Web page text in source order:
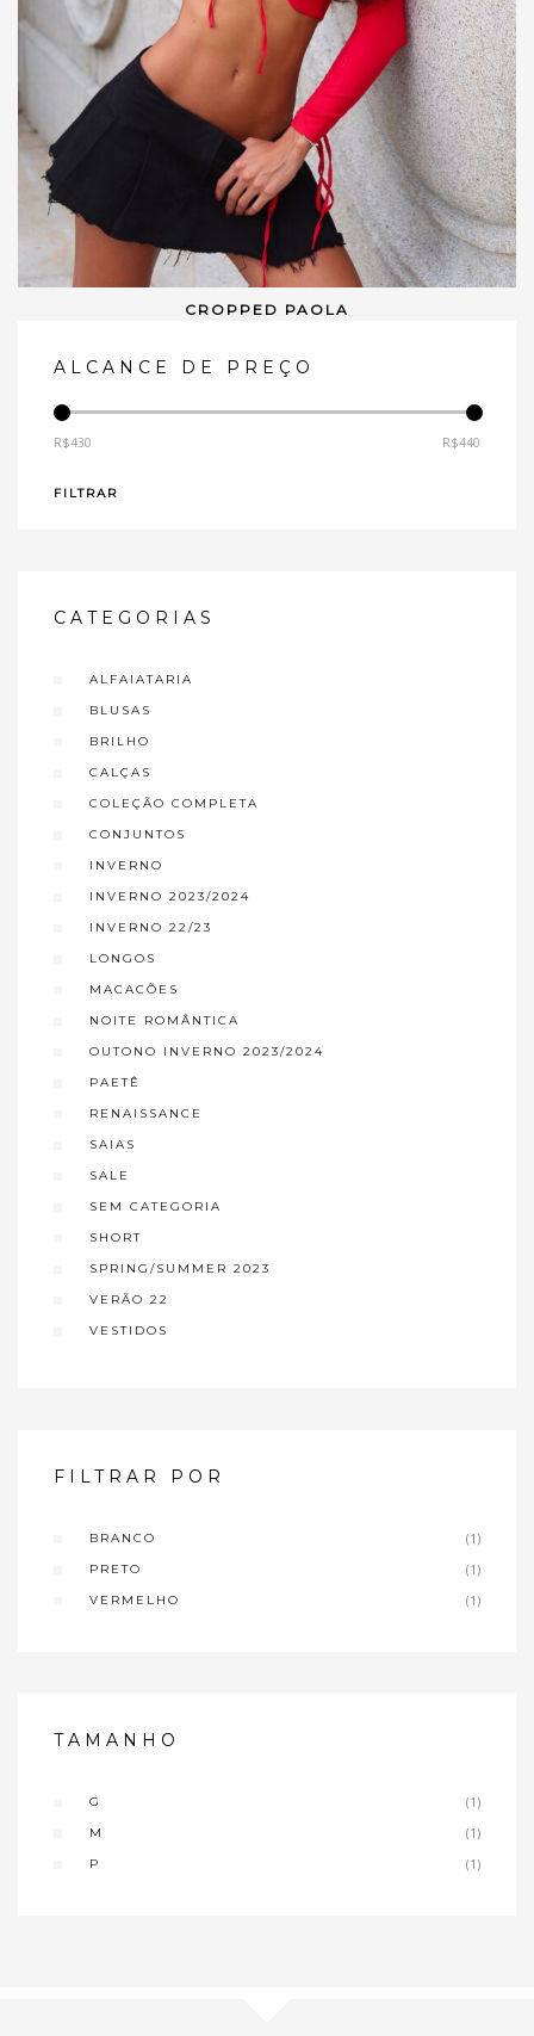
VER OPÇÕES
CROPPED PAOLA
ALCANCE DE PREÇO
FILTRAR
R$430
R$440
CATEGORIAS
ALFAIATARIA
BLUSAS
BRILHO
CALÇAS
COLEÇÃO COMPLETA
CONJUNTOS
INVERNO
INVERNO 2023/2024
INVERNO 22/23
LONGOS
MACACÕES
NOITE ROMÂNTICA
OUTONO INVERNO 2023/2024
PAETÊ
RENAISSANCE
SAIAS
SALE
SEM CATEGORIA
SHORT
SPRING/SUMMER 2023
VERÃO 22
VESTIDOS
FILTRAR POR
BRANCO (1)
PRETO (1)
VERMELHO (1)
TAMANHO
G (1)
M (1)
P (1)